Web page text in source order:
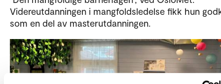
Videreutdanningen i mangfoldsledelse fikk hun
som en del av masterutdanningen.